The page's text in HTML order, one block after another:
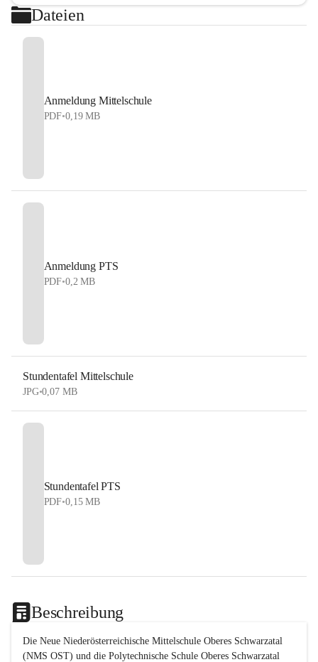
Dateien
Anmeldung Mittelschule
PDF•0,19 MB
Anmeldung PTS
PDF•0,2 MB
Stundentafel Mittelschule
JPG•0,07 MB
Stundentafel PTS
PDF•0,15 MB
Beschreibung
Die Neue Niederösterreichische Mittelschule Oberes Schwarzatal
(NMS OST) und die Polytechnische Schule Oberes Schwarzatal